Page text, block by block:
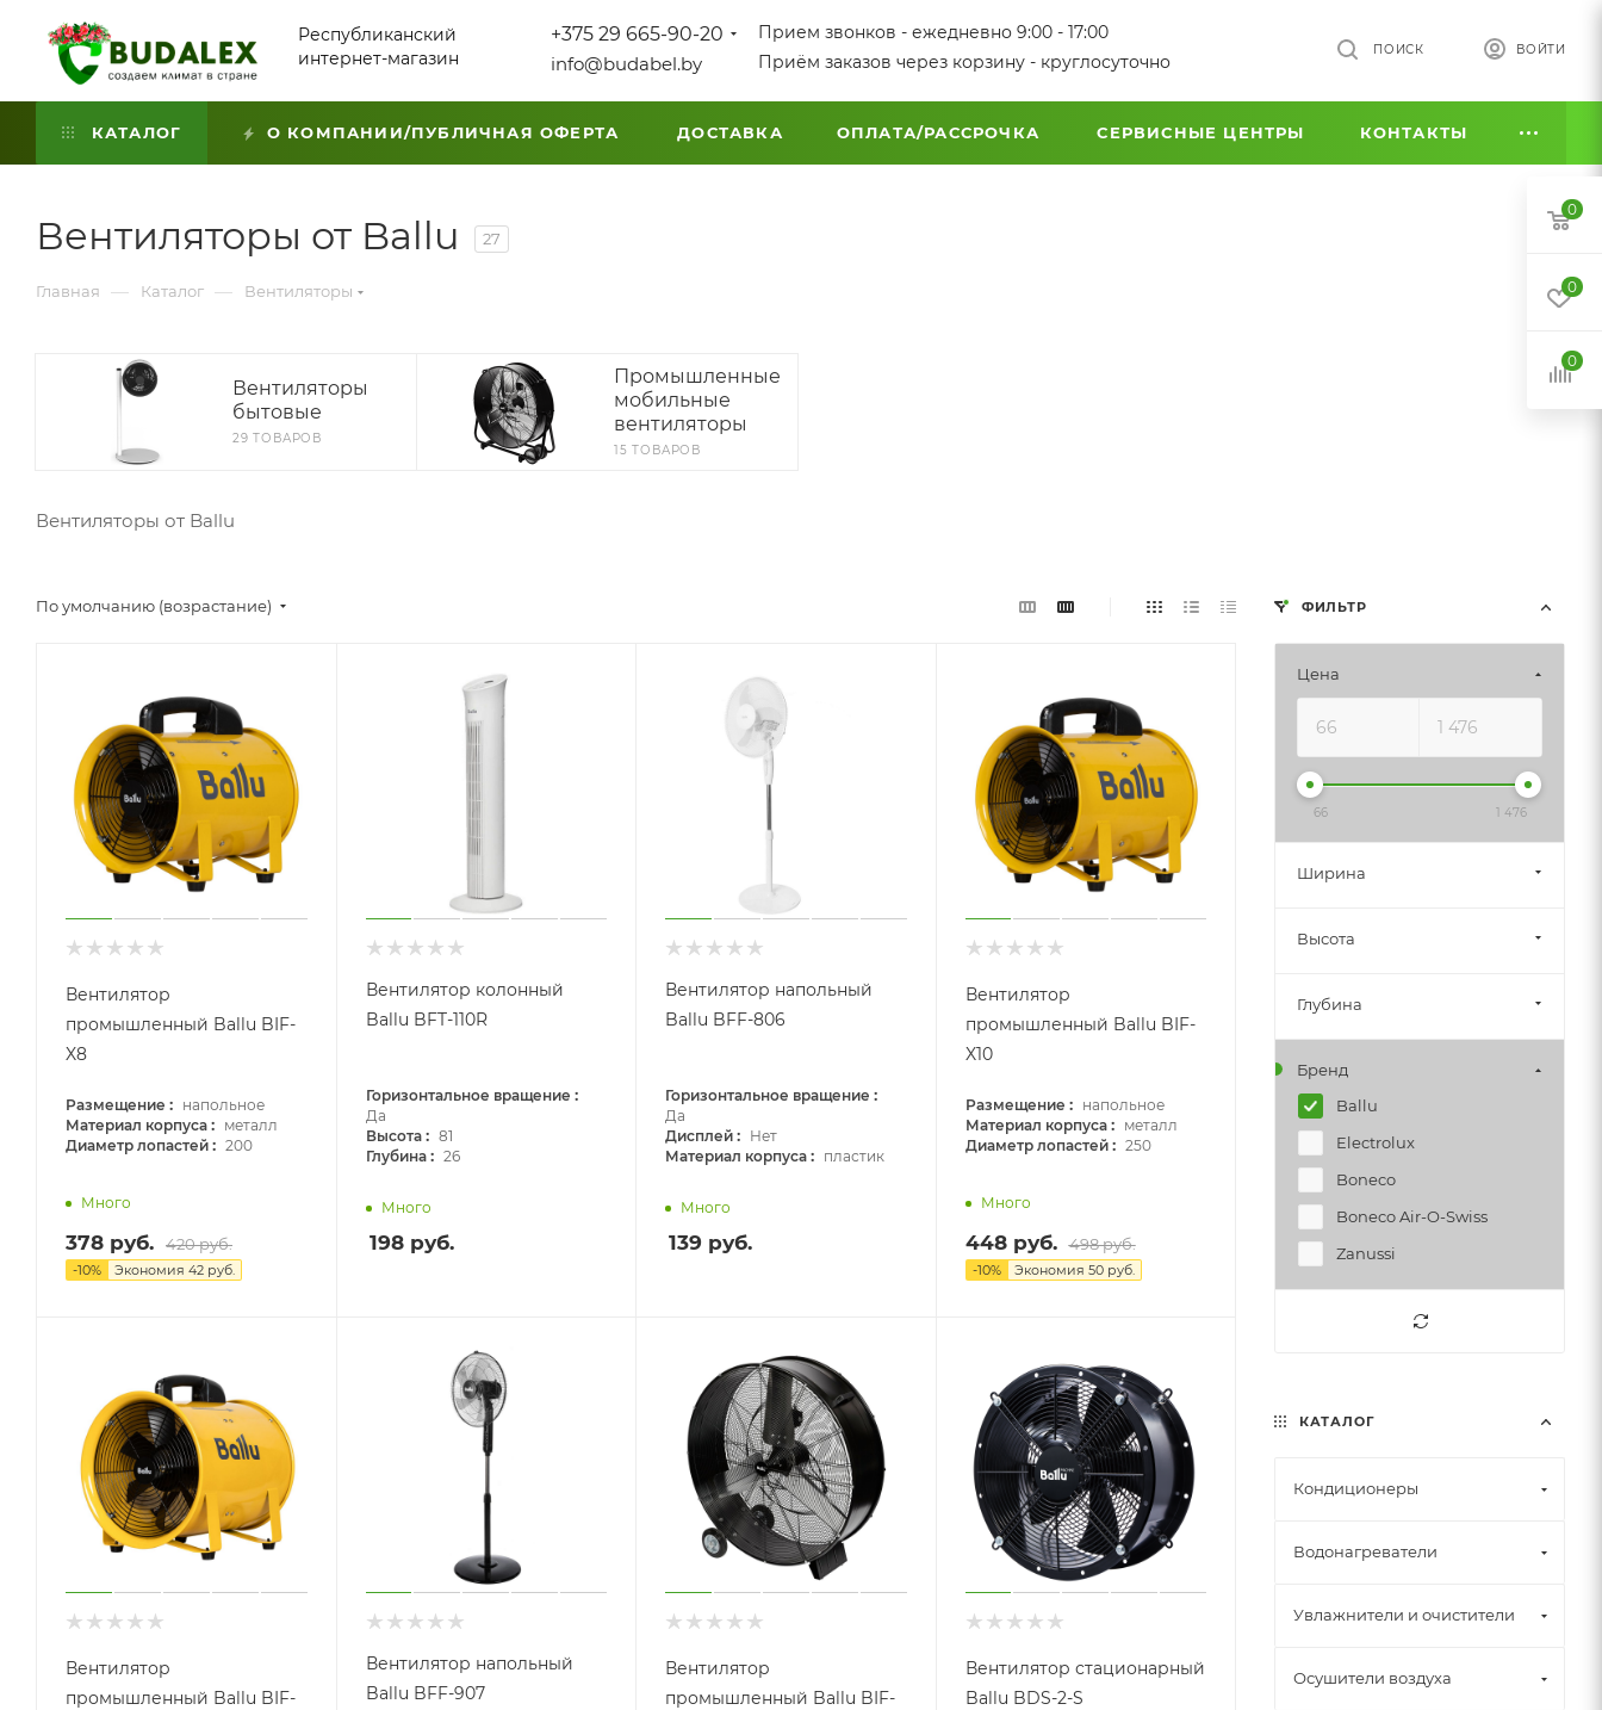
Республиканский
интернет-магазин
+375 29 665-90-20
info@budabel.by
Прием звонков - ежедневно 9:00 - 17:00
Приём заказов через корзину - круглосуточно
ВОЙТИ
ПОИСК
КАТАЛОГ О КОМПАНИИ/ПУБЛИЧНАЯ ОФЕРТА ДОСТАВКА ОПЛАТА/РАССРОЧКА СЕРВИСНЫЕ ЦЕНТРЫ КОНТАКТЫ
Вентиляторы от Ballu 27
Главная — Каталог — Вентиляторы
Вентиляторы
бытовые
29 ТОВАРОВ
Промышленные
мобильные
вентиляторы
15 ТОВАРОВ
Вентиляторы от Ballu
По умолчанию (возрастание)
Вентилятор
промышленный Ballu BIF-
X8
Размещение : напольное
Материал корпуса : металл
Диаметр лопастей : 200
Много
378 руб. 420руб.
-10% Экономия 42 руб.
Вентилятор колонный
Ballu BFT-110R
Горизонтальное вращение :
Да
Высота : 81
Глубина : 26
Много
198руб.
Вентилятор напольный
Ballu BFF-806
Горизонтальное вращение :
Да
Дисплей : Нет
Материал корпуса : пластик
Много
139 руб.
Вентилятор
промышленный Ballu BIF-
X10
Размещение :
напольное
Материал корпуса :
металл
Диаметр лопастей : 250
Много
448руб. 498руб.
-10% Экономия 50руб.
Вентилятор
промышленный Ballu BIF-
Вентилятор напольный
Ballu BFF-907
Вентилятор
промышленный Ballu BIF-
Вентилятор стационарный
Ballu BDS-2-S
ФИЛЬТР
Цена
66 1 476
Ширина
Высота
Глубина
Бренд
Ballu
Electrolux
Boneco
Boneco Air-O-Swiss
Zanussi
КАТАЛОГ
Кондиционеры
Водонагреватели
Увлажнители и очистители
Осушители воздуха
0
0
0